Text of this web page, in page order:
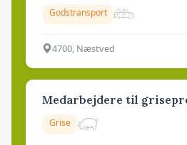
Godstransport
4700, Næstved
Medarbejdere til
Grise